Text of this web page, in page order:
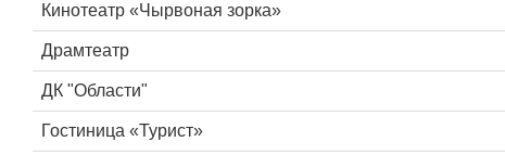
Кинотеатр «Чырвоная зорка»
Драмтеатр
ДК "Области"
Гостиница «Турист»